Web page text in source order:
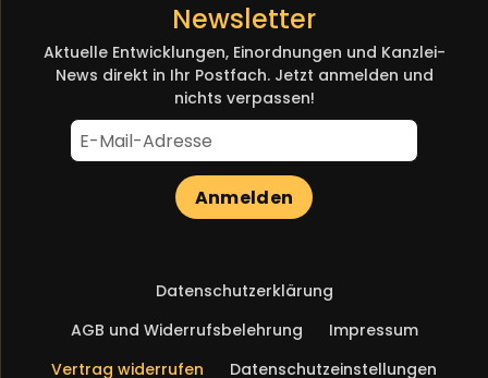
Newsletter
Aktuelle Entwicklungen, Einordnungen und Kanzlei-
News direkt in Ihr Postfach. Jetzt anmelden und
nichts verpassen!
Anmelden
Navigation
Datenschutzerklärung
AGB und Widerrufsbelehrung
Impressum
Vertrag widerrufen
Datenschutzeinstellungen